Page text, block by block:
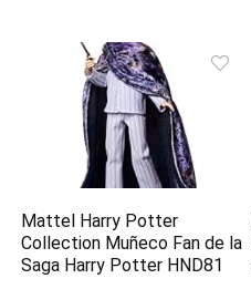
Mattel Harry Potter
Collection Muñeco Fan de la
Saga Harry Potter HND81